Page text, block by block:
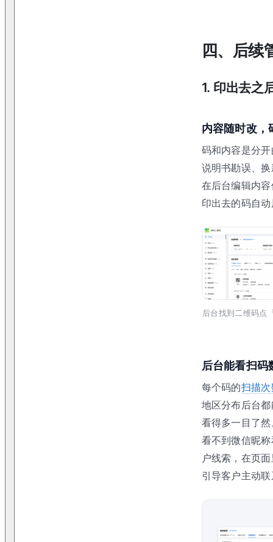
四、后续
1. 印出去之
内容随时改，
码和内容是分
说明书勘误、
在后台编辑内
印出去的码自
后台找到二维码点
后台能看扫码
每个码的扫描
地区分布后台
看得多一目了
看不到微信昵
户线索，在页
引导客户主动